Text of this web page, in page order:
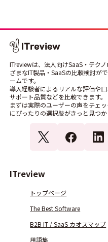
ITreviewは、法人向けSaaS・テク
ざまなIT製品・SaaSの比較検討が
ームです。
導入経験者によるリアルな評価や
サポート品質などを比較できます。
まずは実際のユーザーの声をチェ
にぴったりの選択肢がきっと見つか
ITreview
トップページ
The Best Software
B2B IT / SaaS カオスマップ
用語集